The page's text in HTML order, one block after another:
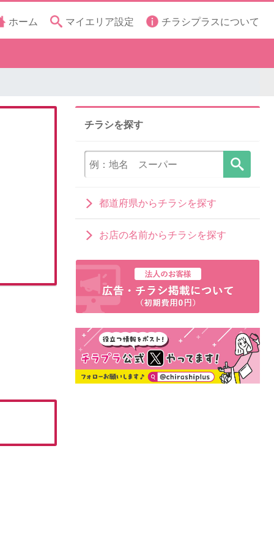
ホーム マイエリア設定 チラシプラスについて
チラシを探す
都道府県からチラシを探す
お店の名前からチラシを探す